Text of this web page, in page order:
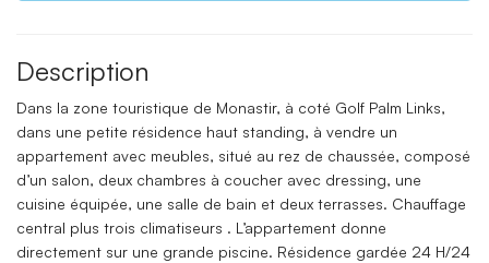
Description
Dans la zone touristique de Monastir, à coté Golf Palm Links,
dans une petite résidence haut standing, à vendre un
appartement avec meubles, situé au rez de chaussée, composé
d’un salon, deux chambres à coucher avec dressing, une
cuisine équipée, une salle de bain et deux terrasses. Chauffage
central plus trois climatiseurs . L’appartement donne
directement sur une grande piscine. Résidence gardée 24 H/24